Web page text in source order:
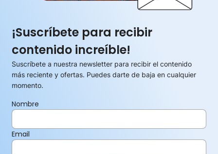
¡Suscríbete para recibir
contenido increíble!
Suscríbete a nuestra newsletter para recibir el contenido
más reciente y ofertas. Puedes darte de baja en cualquier
momento.
Nombre
Email